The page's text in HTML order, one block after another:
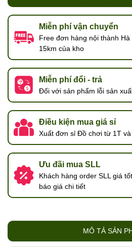
Miễn phí vận chuyển
Free đơn hàng nội thành
15km của kho
Miễn phí đổi - trả
Đối với sản phẩm lỗi sản
Điều kiện mua giá sỉ
Xuất đơn sỉ Đồ chơi từ 1T
Ưu đãi mua SLL
Khách hàng order SLL giá
báo giá chi tiết
MÔ TẢ SẢN